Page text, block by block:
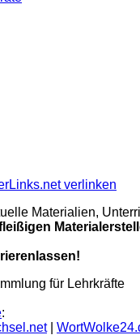
verlinken
Materialien,
für Lehrkräfte
:
|